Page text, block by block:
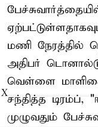
மணி நேரத்தில்
அதிபர் டொனால்டு
வெள்ளை
சந்தித்த
முழுவதும்
X